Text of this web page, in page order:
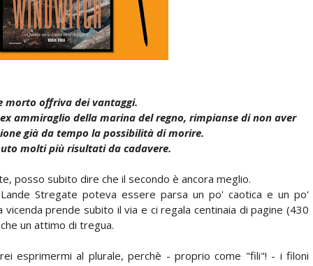
morto offriva dei vantaggi.
ammiraglio della marina del regno, rimpianse di non aver
già da tempo la possibilità di morire.
molti più risultati da cadavere.
posso subito dire che il secondo è ancora meglio.
Stregate poteva essere parsa un po' caotica e un po'
prende subito il via e ci regala centinaia di pagine (430
un attimo di tregua.
esprimermi al plurale, perchè - proprio come "fili"! - i filoni